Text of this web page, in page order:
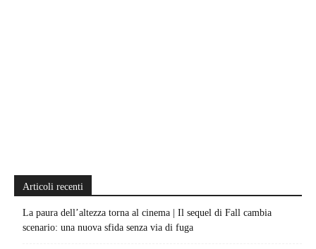
Articoli recenti
La paura dell’altezza torna al cinema | Il sequel di Fall cambia
scenario: una nuova sfida senza via di fuga